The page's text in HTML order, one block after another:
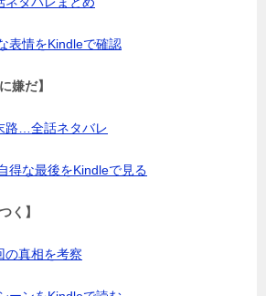
表情をKindleで確認
嫌だ】
路…全話ネタバレ
得な最後をKindleで見る
く】
の真相を考察